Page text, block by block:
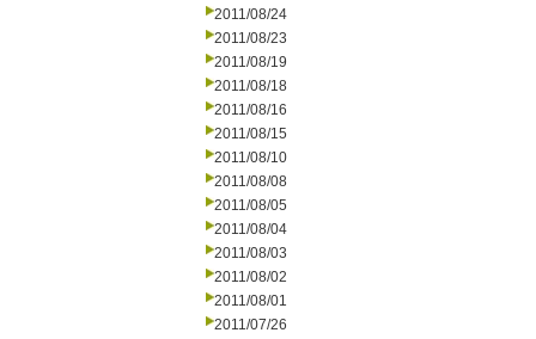
2011/08/24
2011/08/23
2011/08/19
2011/08/18
2011/08/16
2011/08/15
2011/08/10
2011/08/08
2011/08/05
2011/08/04
2011/08/03
2011/08/02
2011/08/01
2011/07/26